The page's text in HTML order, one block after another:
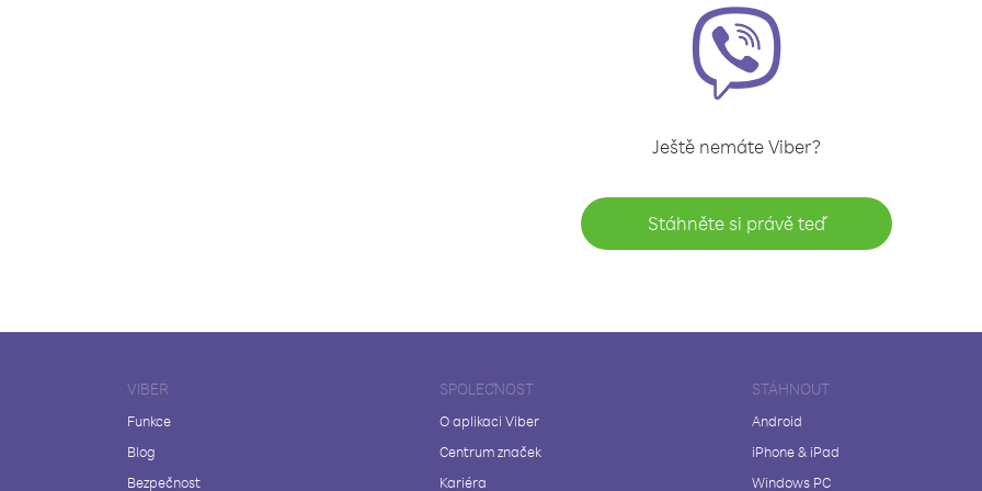
Ještě nemáte Viber?
Stáhněte si právě teď
VIBER
Funkce
Blog
Bezpečnost
SPOLEČNOST
O aplikaci Viber
Centrum značek
Kariéra
STÁHNOUT
Android
iPhone & iPad
Windows PC